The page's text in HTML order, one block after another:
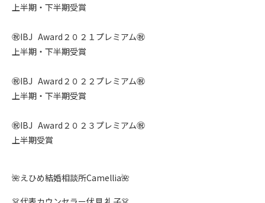
上半期・下半期受賞
㊗IBJ Award ２０２１プレミアム㊗
上半期・下半期受賞
㊗IBJ Award ２０２２プレミアム㊗
上半期・下半期受賞
㊗IBJ Award ２０２３プレミアム㊗
上半期受賞
🌺えひめ結婚相談所Camellia🌺